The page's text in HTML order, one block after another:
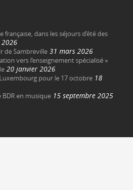
française, dans les séjours d’été des
de Sambreville 31 mars 2026
vers l’enseignement spécialisé »
20 janvier 2026
pour le 17 octobre 18
en musique 15 septembre 2025